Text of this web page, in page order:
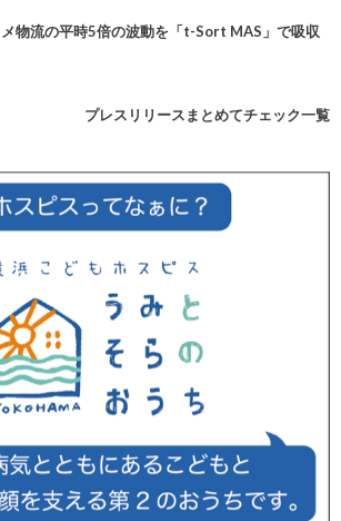
物流の平時5倍の波動を「t-Sort MAS」で吸収
プレスリリースまとめてチェック一覧